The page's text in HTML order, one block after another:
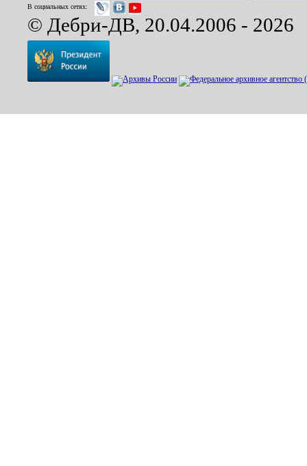
В социальных сетях:
© Дебри-ДВ, 20.04.2006 - 2026